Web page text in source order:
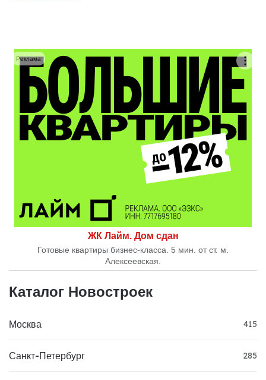
ЖК Лайм. Дом сдан
Готовые квартиры бизнес-класса. 5 мин. от ст. м.
Алексеевская.
Реклама
Каталог Новостроек
Москва 415
Санкт-Петербург 285